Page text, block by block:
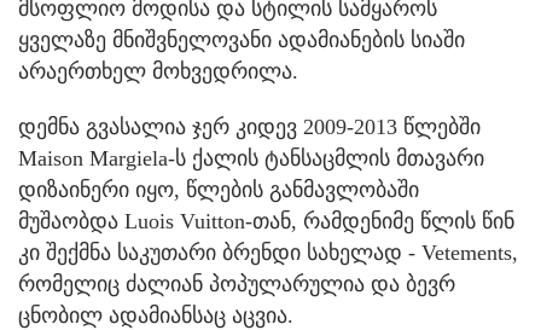
მსოფლიო მოდისა და სტილის სამყაროს
ყველაზე მნიშვნელოვანი ადამიანების სიაში
არაერთხელ მოხვედრილა.
დემნა გვასალია ჯერ კიდევ 2009-2013 წლებში
Maison Margiela-ს ქალის ტანსაცმლის მთავარი
დიზაინერი იყო, წლების განმავლობაში
მუშაობდა Luois Vuitton-თან, რამდენიმე წლის წინ
კი შექმნა საკუთარი ბრენდი სახელად - Vetements,
რომელიც ძალიან პოპულარულია და ბევრ
ცნობილ ადამიანსაც აცვია.